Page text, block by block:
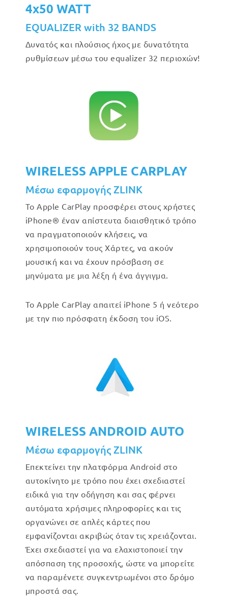
4x50 WATT
EQUALIZER with 32 BANDS
Δυνατός και πλούσιος ήχος με δυνατότητα
ρυθμίσεων μέσω του equalizer 32 περιοχών!
WIRELESS APPLE CARPLAY
Μέσω εφαρμογής ZLINK
Το Apple CarPlay προσφέρει στους χρήστες
iPhone® έναν απίστευτα διαισθητικό τρόπο
να πραγματοποιούν κλήσεις, να
χρησιμοποιούν τους Χάρτες, να ακούν
μουσική και να έχουν πρόσβαση σε
μηνύματα με μια λέξη ή ένα άγγιγμα.
Το Apple CarPlay απαιτεί iPhone 5 ή νεότερο
με την πιο πρόσφατη έκδοση του iOS.
WIRELESS ANDROID AUTO
Μέσω εφαρμογής ZLINK
Επεκτείνει την πλατφόρμα Android στο
αυτοκίνητο με τρόπο που έχει σχεδιαστεί
ειδικά για την οδήγηση και σας φέρνει
αυτόματα χρήσιμες πληροφορίες και τις
οργανώνει σε απλές κάρτες που
εμφανίζονται ακριβώς όταν τις χρειάζονται.
Έχει σχεδιαστεί για να ελαχιστοποιεί την
απόσπαση της προσοχής, ώστε να μπορείτε
να παραμένετε συγκεντρωμένοι στο δρόμο
μπροστά σας.